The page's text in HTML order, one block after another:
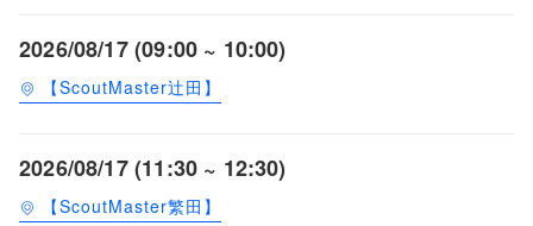
2026/08/17 (09:00 ~ 10:00)
【ScoutMaster辻田】
2026/08/17 (11:30 ~ 12:30)
【ScoutMaster繁田】